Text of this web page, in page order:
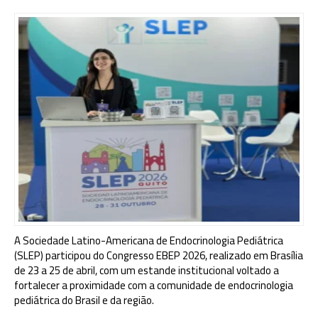
A Sociedade Latino-Americana de Endocrinologia Pediátrica
(SLEP) participou do Congresso EBEP 2026, realizado em Brasília
de 23 a 25 de abril, com um estande institucional voltado a
fortalecer a proximidade com a comunidade de endocrinologia
pediátrica do Brasil e da região.